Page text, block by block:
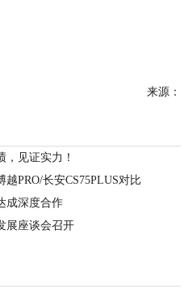
来源：
见证实力！
PRO/长安CS75PLUS对比
成深度合作
展座谈会召开